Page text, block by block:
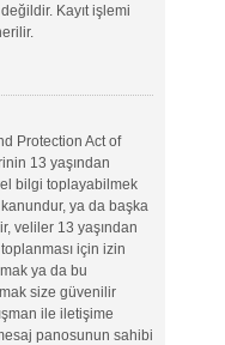
Kayıt işlemi
Protection Act of
13 yaşından
bilgi toplayabilmek
ya da başka
veliler 13 yaşından
için izin
ya da bu
size güvenilir
ile iletişime
panosunun sahibi